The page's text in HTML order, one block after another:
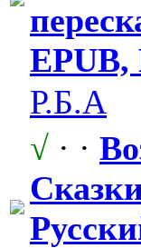
EPUB,
Р.Б.А
√ · ·